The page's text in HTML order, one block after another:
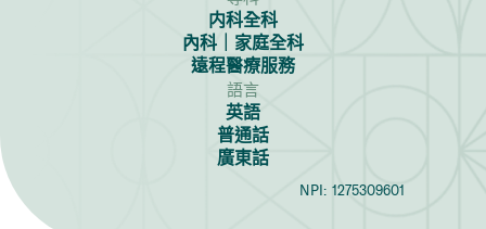
内科全科
內科｜家庭全科
遠程醫療服務
語言
英語
普通話
廣東話
NPI: 1275309601